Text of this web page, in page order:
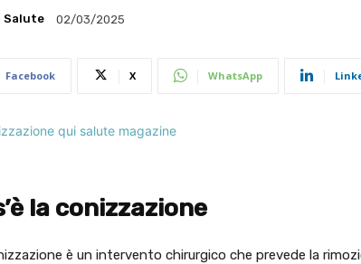
Salute 02/03/2025
Facebook X WhatsApp
la conizzazione
è un intervento chirurgico che prevede la